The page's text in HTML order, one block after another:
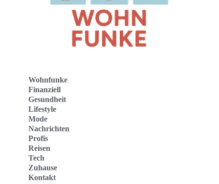
Wohnfunke
Finanziell
Gesundheit
Lifestyle
Mode
Nachrichten
Profis
Reisen
Tech
Zuhause
Kontakt